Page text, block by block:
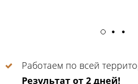
Работаем по всей
Результат от 2 дней!